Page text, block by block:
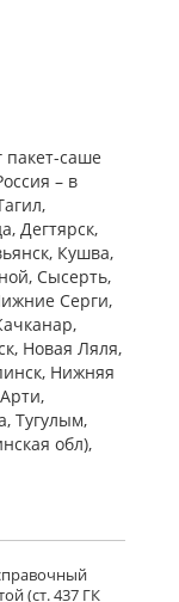
пакет-саше
– в
Дегтярск,
Кушва,
Сысерть,
Cерги,
Новая Ляля,
Нижняя
Тугулым,
обл),
(ст. 437 ГК